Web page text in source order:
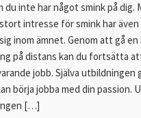
du inte har något smink på dig.
intresse för smink har
inom ämnet. Genom att gå
på distans kan du fortsätta
jobb. Själva utbildningen
börja jobba med din passion.
[…]